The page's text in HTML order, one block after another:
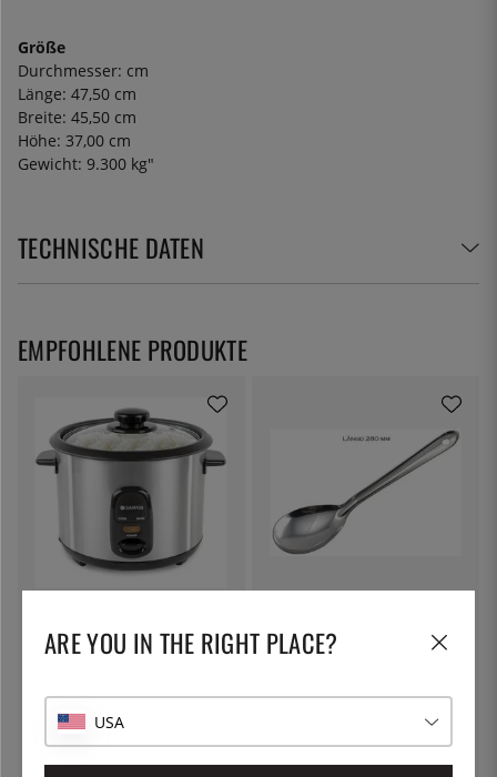
Größe
Durchmesser: cm
Länge: 47,50 cm
Breite: 45,50 cm
Höhe: 37,00 cm
Gewicht: 9.300 kg"
TECHNISCHE DATEN
13%
EMPFOHLENE PRODUKTE
ARE YOU IN THE RIGHT PLACE?
USA